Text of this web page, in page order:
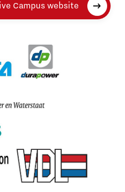
Campus website